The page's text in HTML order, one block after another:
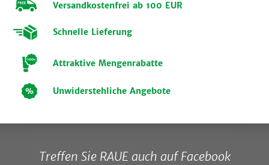
Versandkostenfrei ab 100 EUR
Schnelle Lieferung
Attraktive Mengenrabatte
Unwiderstehliche Angebote
Treffen Sie RAUE auch auf Facebook